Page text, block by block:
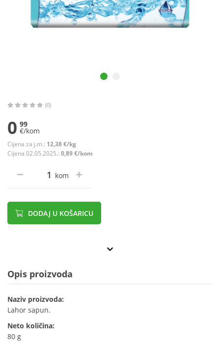
(0)
0 99
€/kom
Cijena za j.m.: 12,38 €/kg
Cijena 02.05.2025.: 0,89 €/kom
kom
DODAJ U KOŠARICU
Opis proizvoda
Naziv proizvoda:
Lahor sapun.
Neto količina:
80 g